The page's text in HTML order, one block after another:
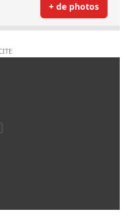
+ de photos